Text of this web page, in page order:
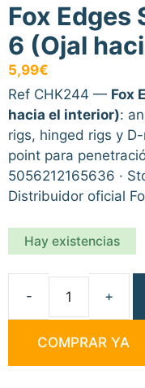
Fox Edges
6 (Ojal
5,99€
Ref CHK244 — Fox
hacia el interior):
rigs, hinged rigs y
point para
5056212165636 ·
Distribuidor oficial
Hay existencias
COMPRAR YA